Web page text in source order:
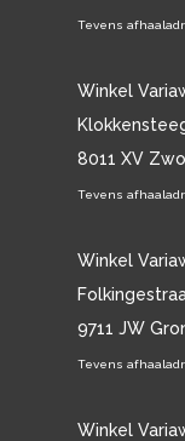
Tevens
Winkel
8011 XV
Tevens
Winkel
9711 JW
Tevens
Winkel